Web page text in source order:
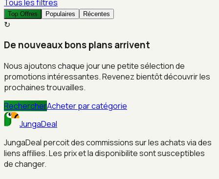
Tous les filtres
Top Offres Populaires Récentes
↻
De nouveaux bons plans arrivent
Nous ajoutons chaque jour une petite sélection de
promotions intéressantes. Revenez bientôt découvrir les
prochaines trouvailles.
RechercherAcheter par catégorie
JungaDeal
JungaDeal percoit des commissions sur les achats via des
liens affilies. Les prix et la disponibilite sont susceptibles
de changer.